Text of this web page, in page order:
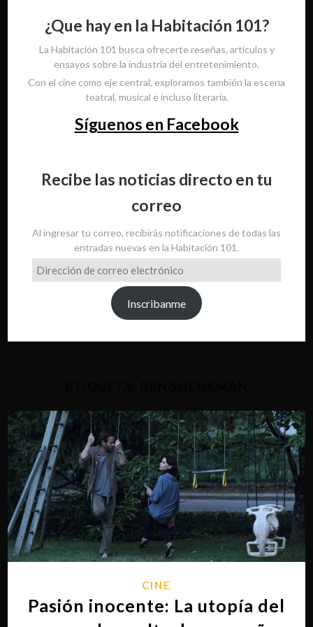
¿Que hay en la Habitación 101?
La Habitación 101 busca ofrecerte reseñas, artículos y
ensayos sobre la industria del entretenimiento.
Con el cine como eje central, exploramos también la escena
teatral, musical e incluso literaria.
Síguenos en Facebook
Recibe las noticias directo en tu
correo
Al ingresar tu correo, recibirás notificaciones de todas las
entradas nuevas en la Habitación 101.
Dirección
de
Inscribanme
CINE
Pasión inocente: La utopía del